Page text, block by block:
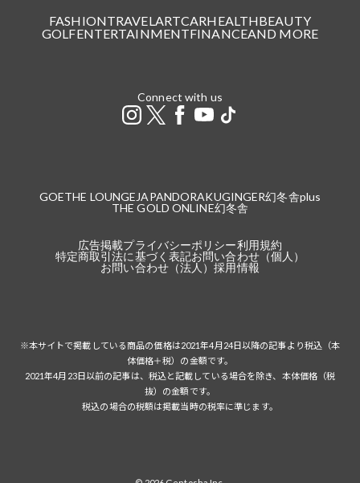
FASHIONTRAVELARTCARHEALTHBEAUTY
GOLFENTERTAINMENTFINANCEAND MORE
Connect with us
GOETHE LOUNGE JAPANDORAKUGINGER幻冬舎plus
THE GOLD ONLINE幻冬舎
広告掲載プライバシーポリシー利用規約
特定商取引法に基づく表記お問い合わせ（個人）
お問い合わせ（法人）採用情報
※本サイトで掲載している商品の価格は2021年4月24日以降の記事より税込（本
体価格＋税）の金額です。
2021年4月23日以前の記事は、税込と記載している場合を除き、本体価格（税
抜）の金額です。
税込の場合の税額は掲載当時の税率に準じます。